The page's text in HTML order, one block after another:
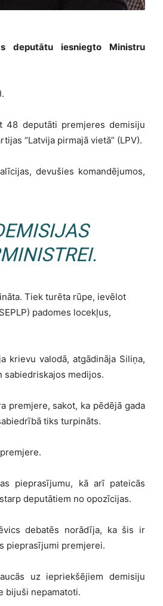
deputātu iesniegto Ministru
48 deputāti premjeres demisiju
“Latvija pirmajā vietā” (LPV).
devušies komandējumos,
Tiek turēta rūpe, ievēlot
padomes locekļus,
krievu valodā, atgādināja Siliņa,
medijos.
premjere, sakot, ka pēdējā gada
tiks turpināts.
pieprasījumu, kā arī pateicās
deputātiem no opozīcijas.
debatēs norādīja, ka šis ir
pieprasījumi premjerei.
uz iepriekšējiem demisiju
bijuši nepamatoti.